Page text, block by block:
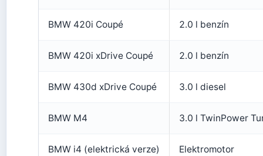
BMW 420i Coupé 2.0 l benzín
BMW 420i xDrive Coupé 2.0 l benzín
BMW 430d xDrive Coupé 3.0 l diesel
BMW M4 3.0 l TwinPower
BMW i4 (elektrická verze) Elektromotor